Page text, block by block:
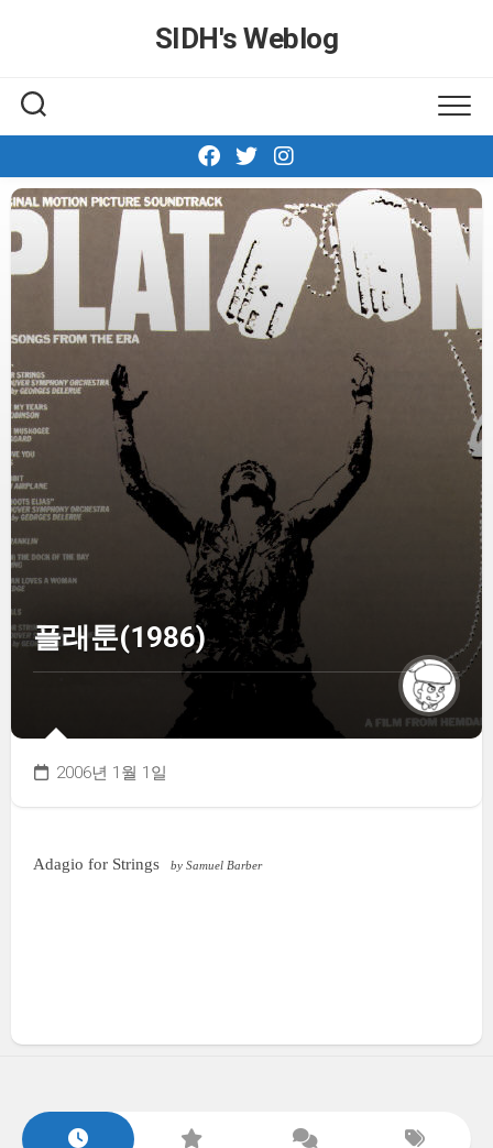
SIDH′s Weblog
플래툰(1986)
2006년 1월 1일
Adagio for Strings by Samuel Barber